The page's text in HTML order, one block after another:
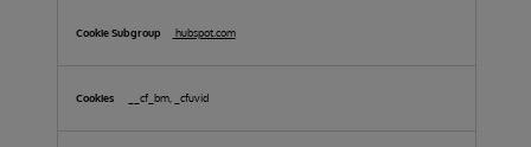
hubspot.com
__cf_bm, _cfuvid